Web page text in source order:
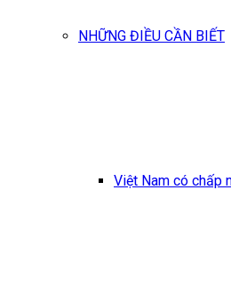
NHỮNG ĐIỀU CẦN BIẾT
Việt Nam có chấp